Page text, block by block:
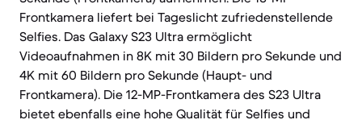
Frontkamera liefert bei Tageslicht zufriedenstellende
Selfies. Das Galaxy S23 Ultra ermöglicht
Videoaufnahmen in 8K mit 30 Bildern pro Sekunde und
4K mit 60 Bildern pro Sekunde (Haupt- und
Frontkamera). Die 12-MP-Frontkamera des S23 Ultra
bietet ebenfalls eine hohe Qualität für Selfies und